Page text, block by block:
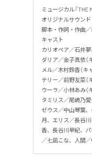
ミュージカル『THE
オリジナルサウン
脚本・作詞・作曲
キャスト
カリオペア／石井夢
ダリア／金子真依（
メル／木村鈴香（キ
テリー／前野友菜（
ウーラ／小林あみ（
タミリス／尾嶋乃愛
ゼウス／中山琴葉
月、エリス／長谷
香、長谷川早紀、
／七凪こな、人間